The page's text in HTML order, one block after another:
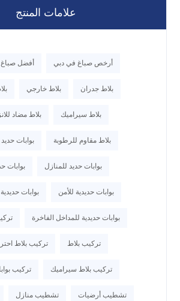
علامات المنتج
أرخص صباغ في دبي أفضل
بلاط جدران بلاط خارجي
بلاط سيراميك بلاط مضاد
بلاط مقاوم للرطوبة بوابات
بوابات حديد للمنازل بوابات
بوابات حديدية للأمن بوابات
بوابات حديدية للمداخل الفاخرة
تركيب بلاط تركيب بلاط
تركيب بلاط سيراميك تركيب
تشطيب أرضيات تشطيب منازل